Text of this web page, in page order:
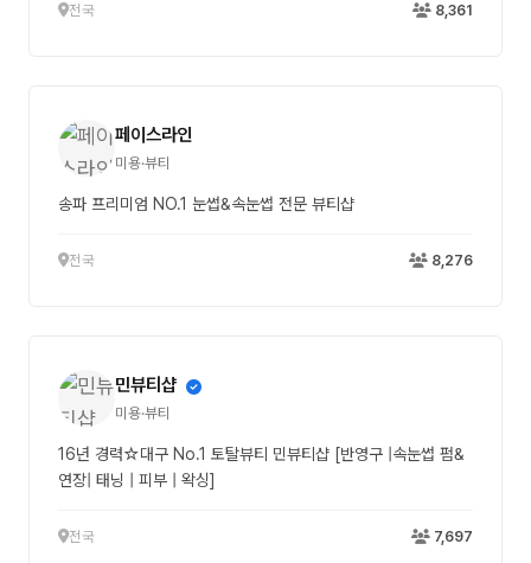
전국 8,361
페이스라인
미용·뷰티
송파 프리미엄 NO.1 눈썹&속눈썹 전문 뷰티샵
전국 8,276
민뷰티샵
미용·뷰티
16년 경력☆대구 No.1 토탈뷰티 민뷰티샵 [반영구 |속눈썹 펌&
연장| 태닝 | 피부 | 왁싱]
전국 7,697